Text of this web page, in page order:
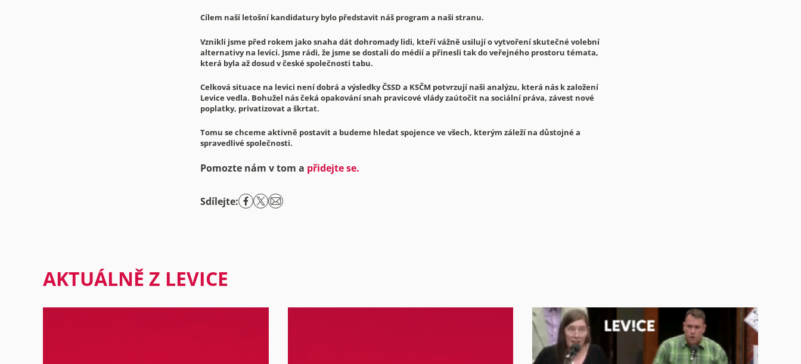
Cílem naší letošní kandidatury bylo představit náš program a naši stranu.
Vznikli jsme před rokem jako snaha dát dohromady lidi, kteří vážně usilují o vytvoření skutečné volební
alternativy na levici. Jsme rádi, že jsme se dostali do médií a přinesli tak do veřejného prostoru témata,
která byla až dosud v české společnosti tabu.
Celková situace na levici není dobrá a výsledky ČSSD a KSČM potvrzují naši analýzu, která nás k založení
Levice vedla. Bohužel nás čeká opakování snah pravicové vlády zaútočit na sociální práva, závest nové
poplatky, privatizovat a škrtat.
Tomu se chceme aktivně postavit a budeme hledat spojence ve všech, kterým záleží na důstojné a
spravedlivé společnosti.
Pomozte nám v tom a přidejte se.
Sdílejte:
AKTUÁLNĚ Z LEVICE